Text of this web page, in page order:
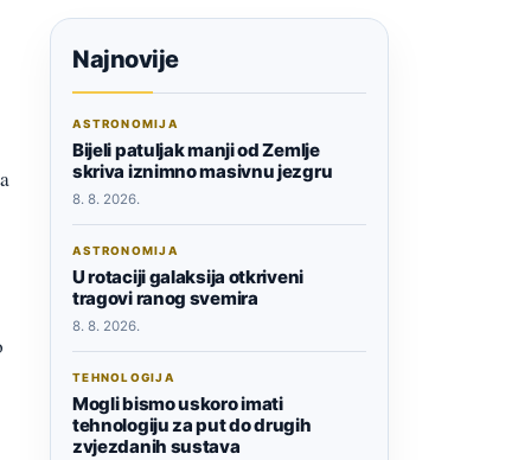
Najnovije
ASTRONOMIJA
Bijeli patuljak manji od Zemlje
skriva iznimno masivnu jezgru
8. 8. 2026.
ASTRONOMIJA
U rotaciji galaksija otkriveni
tragovi ranog svemira
8. 8. 2026.
TEHNOLOGIJA
Mogli bismo uskoro imati
tehnologiju za put do drugih
zvjezdanih sustava